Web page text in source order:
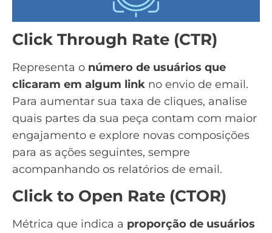
Click Through Rate (CTR)
Representa o número de usuários que
clicaram em algum link no envio de email.
Para aumentar sua taxa de cliques, analise
quais partes da sua peça contam com maior
engajamento e explore novas composições
para as ações seguintes, sempre
acompanhando os relatórios de email.
Click to Open Rate (CTOR)
Métrica que indica a proporção de usuários